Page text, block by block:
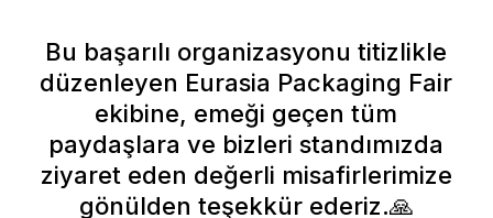
Bu başarılı organizasyonu titizlikle
düzenleyen Eurasia Packaging Fair
ekibine, emeği geçen tüm
paydaşlara ve bizleri standımızda
ziyaret eden değerli misafirlerimize
gönülden teşekkür ederiz.🙏